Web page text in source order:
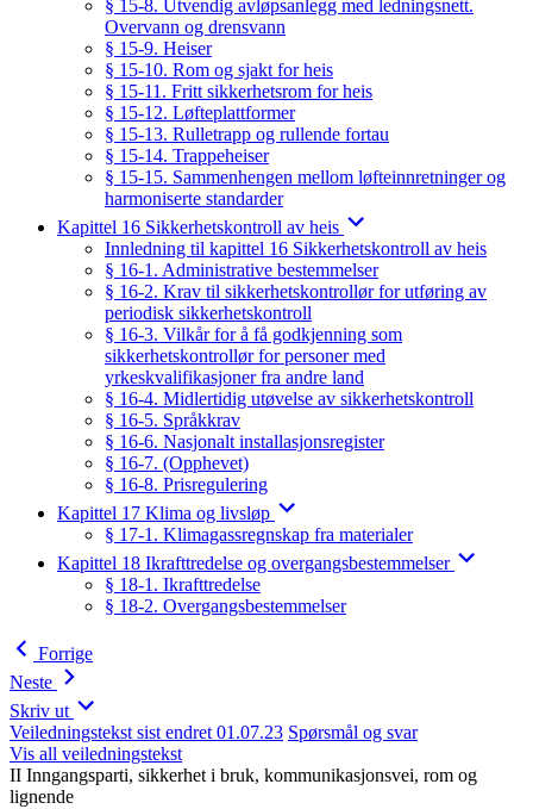
§ 15-8. Utvendig avløpsanlegg med ledningsnett.
Overvann og drensvann
§ 15-9. Heiser
§ 15-10. Rom og sjakt for heis
§ 15-11. Fritt sikkerhetsrom for heis
§ 15-12. Løfteplattformer
§ 15-13. Rulletrapp og rullende fortau
§ 15-14. Trappeheiser
§ 15-15. Sammenhengen mellom løfteinnretninger og
harmoniserte standarder
Kapittel 16 Sikkerhetskontroll av heis
Innledning til kapittel 16 Sikkerhetskontroll av heis
§ 16-1. Administrative bestemmelser
§ 16-2. Krav til sikkerhetskontrollør for utføring av
periodisk sikkerhetskontroll
§ 16-3. Vilkår for å få godkjenning som
sikkerhetskontrollør for personer med
yrkeskvalifikasjoner fra andre land
§ 16-4. Midlertidig utøvelse av sikkerhetskontroll
§ 16-5. Språkkrav
§ 16-6. Nasjonalt installasjonsregister
§ 16-7. (Opphevet)
§ 16-8. Prisregulering
Kapittel 17 Klima og livsløp
§ 17-1. Klimagassregnskap fra materialer
Kapittel 18 Ikrafttredelse og overgangsbestemmelser
§ 18-1. Ikrafttredelse
§ 18-2. Overgangsbestemmelser
Forrige
Neste
Skriv ut
Veiledningstekst sist endret 01.07.23 Spørsmål og svar
Vis all veiledningstekst
II Inngangsparti, sikkerhet i bruk, kommunikasjonsvei, rom og
lignende